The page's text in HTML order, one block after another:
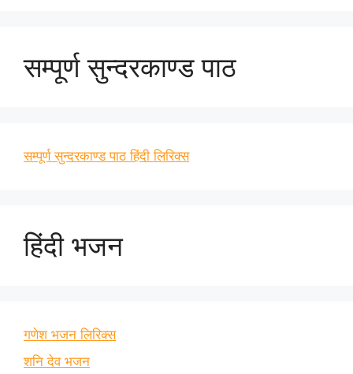
सम्पूर्ण सुन्दरकाण्ड पाठ
सम्पूर्ण सुन्दरकाण्ड पाठ हिंदी लिरिक्स
हिंदी भजन
गणेश भजन लिरिक्स
शनि देव भजन